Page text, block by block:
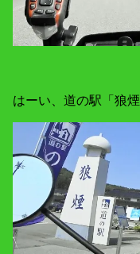
はーい、道の駅「狼煙